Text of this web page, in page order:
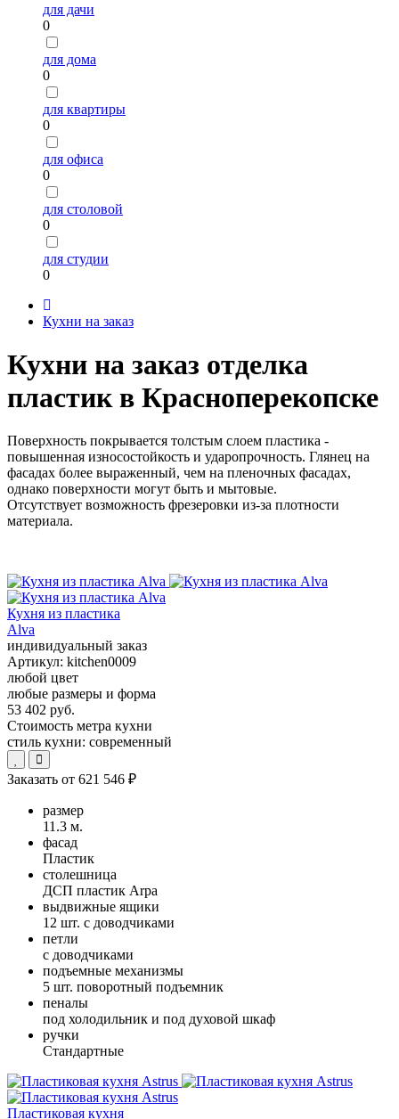
для дачи
0
для дома
0
для квартиры
0
для офиса
0
для столовой
0
для студии
0
Кухни на заказ
Кухни на заказ отделка
пластик в Красноперекопске
Поверхность покрывается толстым слоем пластика -
повышенная износостойкость и ударопрочность. Глянец на
фасадах более выраженный, чем на пленочных фасадах,
однако поверхности могут быть и мытовые.
Отсутствует возможность фрезеровки из-за плотности
материала.
Кухня из пластика
Alva
индивидуальный заказ
Артикул: kitchen0009
любой цвет
любые размеры и форма
53 402 руб.
Стоимость метра кухни
стиль кухни: современный
Заказать от 621 546 ₽
размер
11.3 м.
фасад
Пластик
столешница
ДСП пластик Arpa
выдвижные ящики
12 шт. с доводчиками
петли
с доводчиками
подъемные механизмы
5 шт. поворотный подъемник
пеналы
под холодильник и под духовой шкаф
ручки
Стандартные
Пластиковая кухня